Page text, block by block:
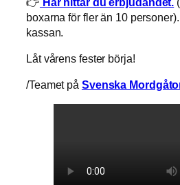
boxarna för fler än 10
kassan.
Låt vårens fester börja!
/Teamet på Svenska